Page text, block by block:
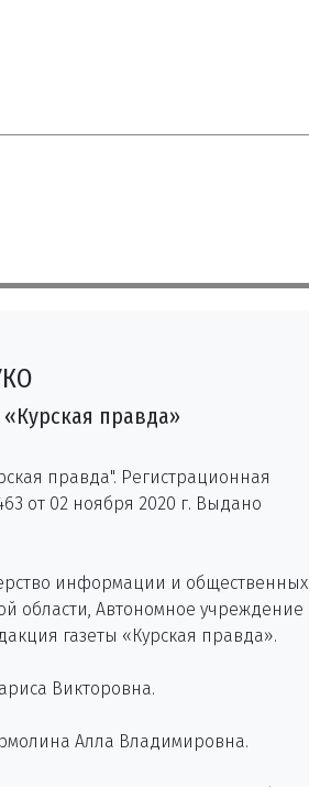
правда»
правда". Регистрационная
от 02 ноября 2020 г. Выдано
информации и общественных
области, Автономное учреждение
газеты «Курская правда».
Викторовна.
Алла Владимировна.